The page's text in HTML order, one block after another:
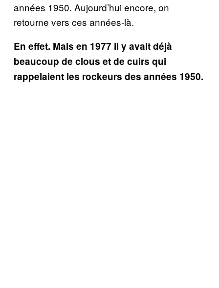
années 1950. Aujourd’hui encore, on
retourne vers ces années-là.
En effet. Mais en 1977 il y avait déjà
beaucoup de clous et de cuirs qui
rappelaient les rockeurs des années 1950.